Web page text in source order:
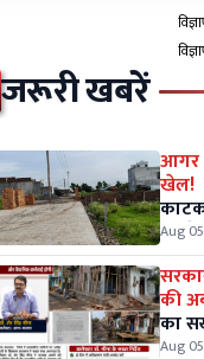
जरूरी खबरें
आगर
खेल!
Aug
की
का
Aug